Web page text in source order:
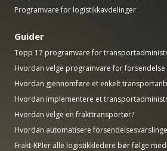
Programvare for logistikkavdelinger
Guider
Topp 17 programvare for
Hvordan velge programvare for
Hvordan gjennomføre et enkelt
Hvordan implementere et
Hvordan velge en frakttransportør?
Hvordan automatisere
Frakt-KPIer alle logistikkledere bør følge